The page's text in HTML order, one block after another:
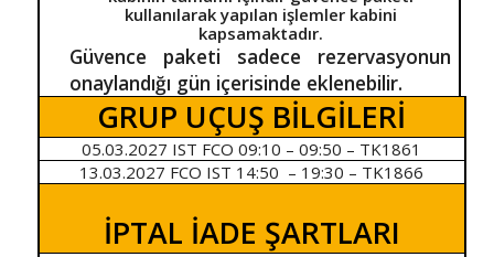
kullanılarak yapılan işlemler kabini
kapsamaktadır.
Güvence paketi sadece rezervasyonun
onaylandığı gün içerisinde eklenebilir.
GRUP UÇUŞ BİLGİLERİ
05.03.2027 IST FCO 09:10 – 09:50 – TK1861
13.03.2027 FCO IST 14:50 – 19:30 – TK1866
İPTAL İADE ŞARTLARI